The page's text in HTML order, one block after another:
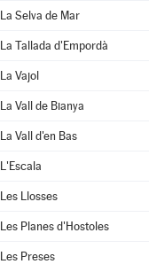
La Selva de Mar
La Tallada d'Empordà
La Vajol
La Vall de Bianya
La Vall d'en Bas
L'Escala
Les Llosses
Les Planes d'Hostoles
Les Preses